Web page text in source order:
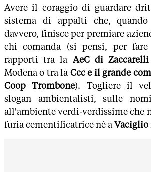
Avere il coraggio di guardare
sistema di appalti che,
davvero, finisce per premiare
chi comanda (si pensi, per
rapporti tra la AeC di Zaccarelli
Modena o tra la Ccc e il grande
Coop Trombone). Togliere il
slogan ambientalisti, sulle
all'ambiente verdi-verdissime che
furia cementificatrice nè aVaciglio